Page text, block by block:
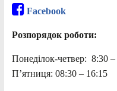
Facebook
Розпорядок роботи:
Понеділок-четвер: 8:30 –
П’ятниця: 08:30 – 16:15